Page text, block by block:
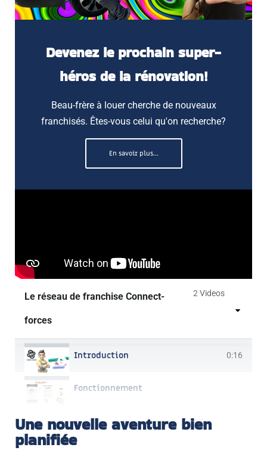
Devenez le prochain super-
héros de la rénovation!
Beau-frère à louer cherche de nouveaux
franchisés. Êtes-vous celui qu'on recherche?
En savoir plus...
Le réseau de franchise Connect-
forces
2 Videos
Introduction 0:16
Fonctionnement
Une nouvelle aventure bien
planifiée